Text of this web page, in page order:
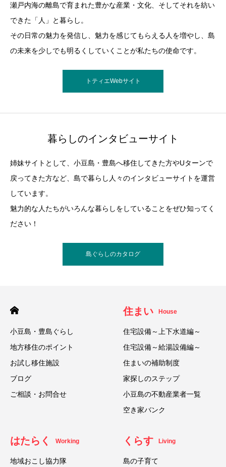
瀬戸内海の離島で育まれた豊かな産業・文化、そしてそれを紡い
できた「人」と暮らし。
その日常の魅力を発信し、魅力を感じてもらえる人を増やし、島
の未来を少しでも明るくしていくことが私たちの使命です。
トティエWebサイト
暮らしのインタビューサイト
姉妹サイトとして、小豆島・豊島へ移住してきた方やUターンで
戻ってきた方など、島で暮らし人々のインタビューサイトを運営
しています。
魅力的な人たちがいろんな暮らしをしていることをぜひ知ってく
ださい！
島ぐらしのカタログ
小豆島・豊島ぐらし
地方移住のポイント
お試し移住施設
ブログ
ご相談・お問合せ
住まい House
住宅設備～上下水道編～
住宅設備～給湯設備編～
住まいの補助制度
家探しのステップ
小豆島の不動産業者一覧
空き家バンク
はたらく Working
地域おこし協力隊
くらす Living
島の子育て